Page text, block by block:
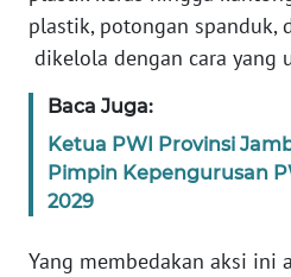
plastik, potongan spanduk,
dikelola dengan cara yang
Baca Juga:
Ketua PWI Provinsi
Pimpin Kepengurusan
2029
Yang membedakan aksi ini
WN
BENGKULU
LAMPUNG